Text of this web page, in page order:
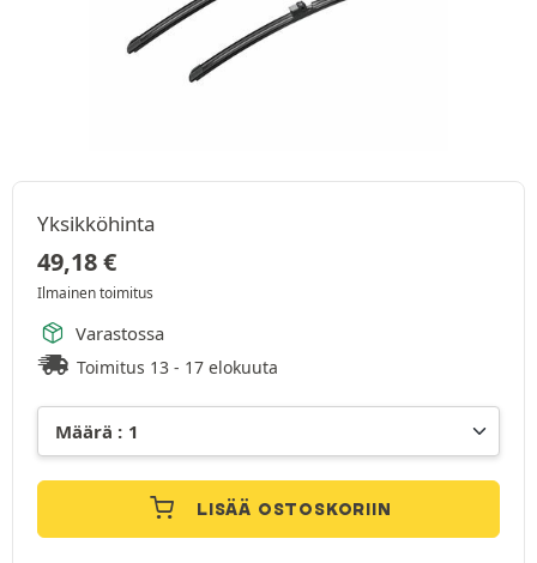
Yksikköhinta
49,18€
Ilmainen toimitus
Varastossa
Toimitus 13 - 17 elokuuta
LISÄÄ OSTOSKORIIN